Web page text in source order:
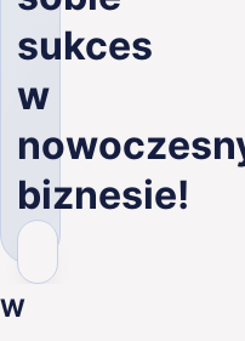
sukces
w
biznesie!
W